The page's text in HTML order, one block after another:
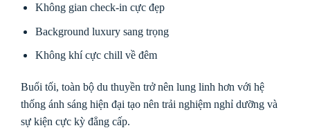
Không gian check-in cực đẹp
Background luxury sang trọng
Không khí cực chill về đêm
Buổi tối, toàn bộ du thuyền trở nên lung linh hơn với hệ
thống ánh sáng hiện đại tạo nên trải nghiệm nghỉ dưỡng và
sự kiện cực kỳ đẳng cấp.